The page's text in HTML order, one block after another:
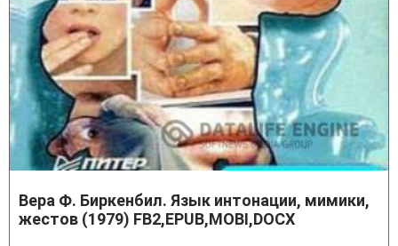
Вера Ф. Биркенбил. Язык интонации, мимики,
жестов (1979) FB2,EPUB,MOBI,DOCX